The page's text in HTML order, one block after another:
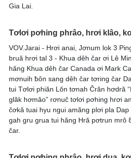
Gia Lai.
Tơlơi pơhing phrâo, hrơi klâo,
VOV.Jarai - Hrơi anai, Jơnum lok 3
bruă hrơi tal 3 - Khua dêh čar ơi Lê
hăng Khua dêh čar Canada ơi Mark
mơnuih ƀôn sang dêh čar tơring čar
tui Tơlơi phiăn Lŏn tơnah Črăn hơdră
glăk hơmâo” rơnuč tơlơi pơhing hrơi
čơkă tuai hyu ngui amăng plơi pla
gah gru grua tui hăng Hră pơtrun mrô
čar.